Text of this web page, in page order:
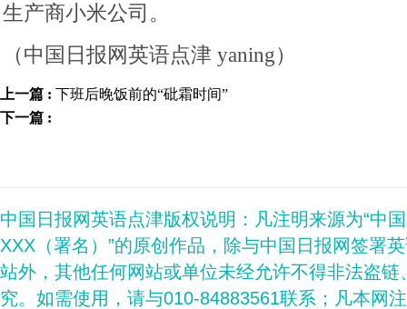
生产商小米公司。
（中国日报网英语点津 yaning）
上一篇 : 下班后晚饭前的“砒霜时间”
下一篇 :
中国日报网英语点津版权说明：凡注明来源为“中
XXX（署名）”的原创作品，除与中国日报网签署
站外，其他任何网站或单位未经允许不得非法盗
究。如需使用，请与010-84883561联系；凡本网